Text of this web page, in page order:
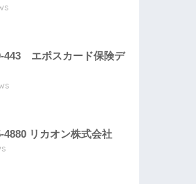
443 エポスカード保険デ
4880 リカオン株式会社